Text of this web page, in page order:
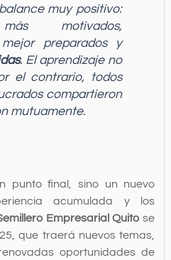
muy positivo:
motivados,
mejor preparados y
. El aprendizaje no
el contrario, todos
compartieron
mutuamente.
punto final, sino un nuevo
acumulada y los
Empresarial Quito se
que traerá nuevos temas,
oportunidades de